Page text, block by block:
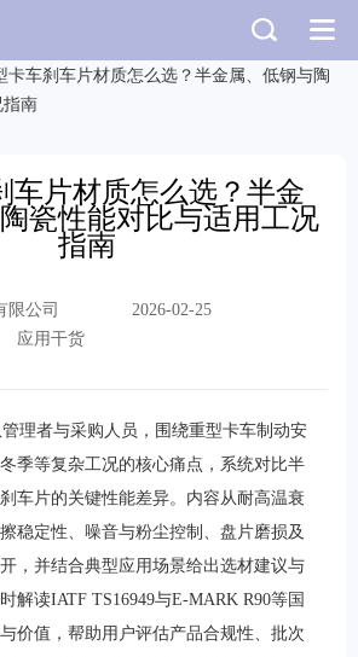
卡车刹车片材质怎么选？半金属、低钢与陶
指南
车片材质怎么选？半金
瓷性能对比与适用工况
指南
限公司
2026-02-25
应用干货
理者与采购人员，围绕重型卡车制动安
季等复杂工况的核心痛点，系统对比半
车片的关键性能差异。内容从耐高温衰
稳定性、噪音与粉尘控制、盘片磨损及
，并结合典型应用场景给出选材建议与
解读IATF TS16949与E-MARK R90等国
价值，帮助用户评估产品合规性、批次